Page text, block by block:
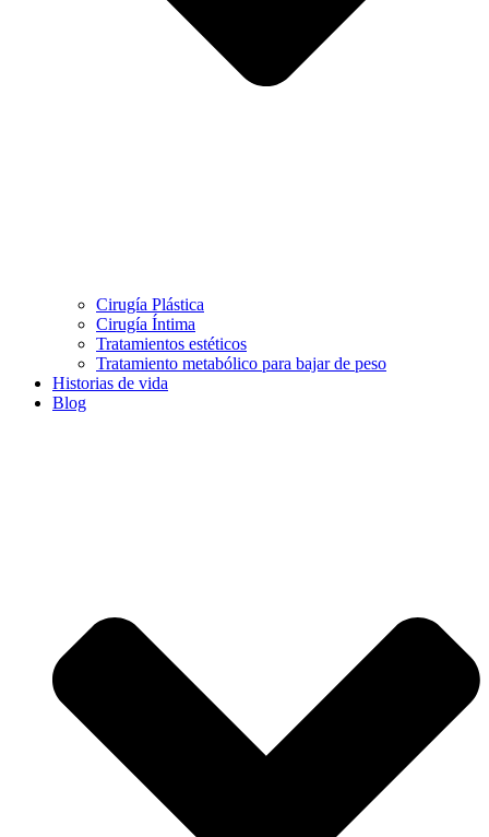
Cirugía Plástica
Cirugía Íntima
Tratamientos estéticos
Tratamiento metabólico para bajar de peso
Historias de vida
Blog